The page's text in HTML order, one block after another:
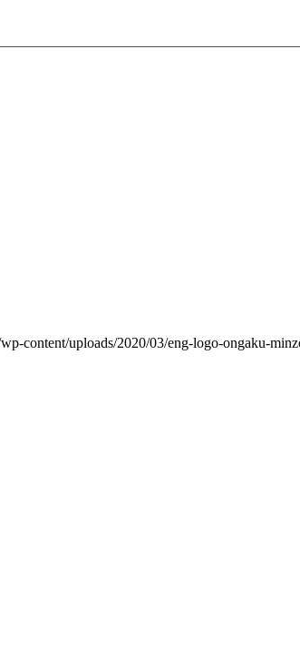
content/uploads/2020/03/eng-logo-ongaku-